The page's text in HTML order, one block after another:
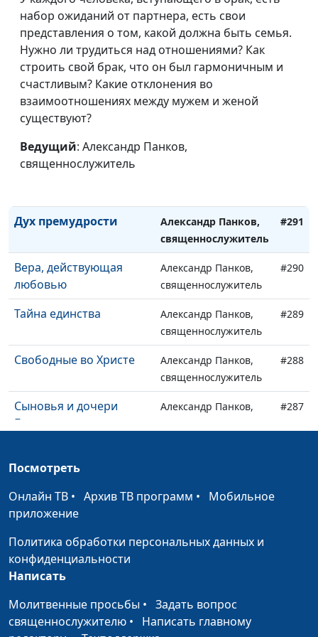
набор ожиданий от партнера, есть свои
представления о том, какой должна быть семья.
Нужно ли трудиться над отношениями? Как
строить свой брак, что он был гармоничным и
счастливым? Какие отклонения во
взаимоотношениях между мужем и женой
существуют?
Ведущий: Александр Панков,
священнослужитель
Ожившие со Христом
(вторая часть)
Александр Панков,
священнослужитель
Ожившие со Христом
(первая часть)
Александр Панков,
священнослужитель
#294
Безусловное Евангелие
Александр Панков,
Мертвые по
преступлениям и
Дух премудрости
Александр Панков,
священнослужитель
#291
Вера, действующая
любовью
Александр Панков,
священнослужитель
#290
Тайна единства
Александр Панков,
священнослужитель
#289
Свободные во Христе
Александр Панков,
священнослужитель
#288
Сыновья и дочери
Божьи
Александр Панков,
#287
Тайны Божии
Александр Панков,
Вы - во Христе
Александр Панков,
священнослужитель
Посмотреть
Онлайн ТВ • Архив ТВ программ • Мобильное
приложение
Политика обработки персональных данных и
конфиденциальности
Написать
Молитвенные просьбы • Задать вопрос
священнослужителю • Написать главному